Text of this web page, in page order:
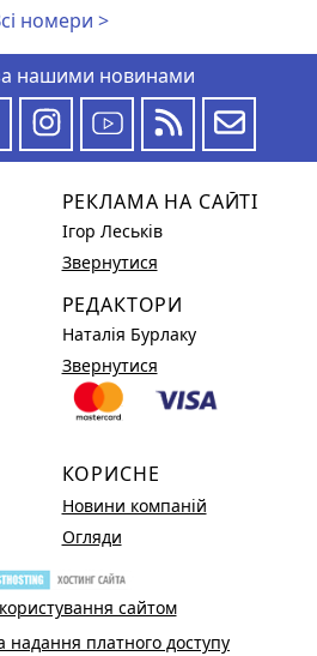
номери >
нашими новинами
РЕКЛАМА НА САЙТІ
Ігор Леськів
Звернутися
РЕДАКТОРИ
Наталія Бурлаку
Звернутися
КОРИСНЕ
Новини компаній
Огляди
сайтом
надання платного доступу